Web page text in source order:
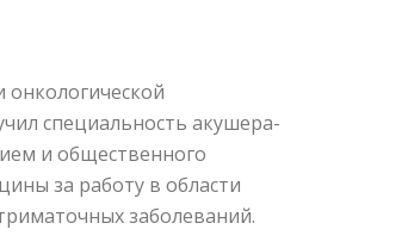
специальность акушера-
и общественного
за работу в области
заболеваний.